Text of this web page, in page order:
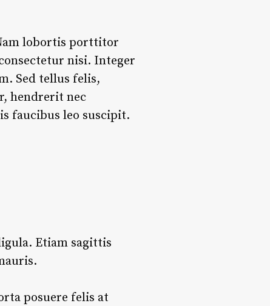
lobortis porttitor
nisi. Integer
Sed tellus felis,
hendrerit nec
faucibus leo suscipit.
Etiam sagittis
posuere felis at